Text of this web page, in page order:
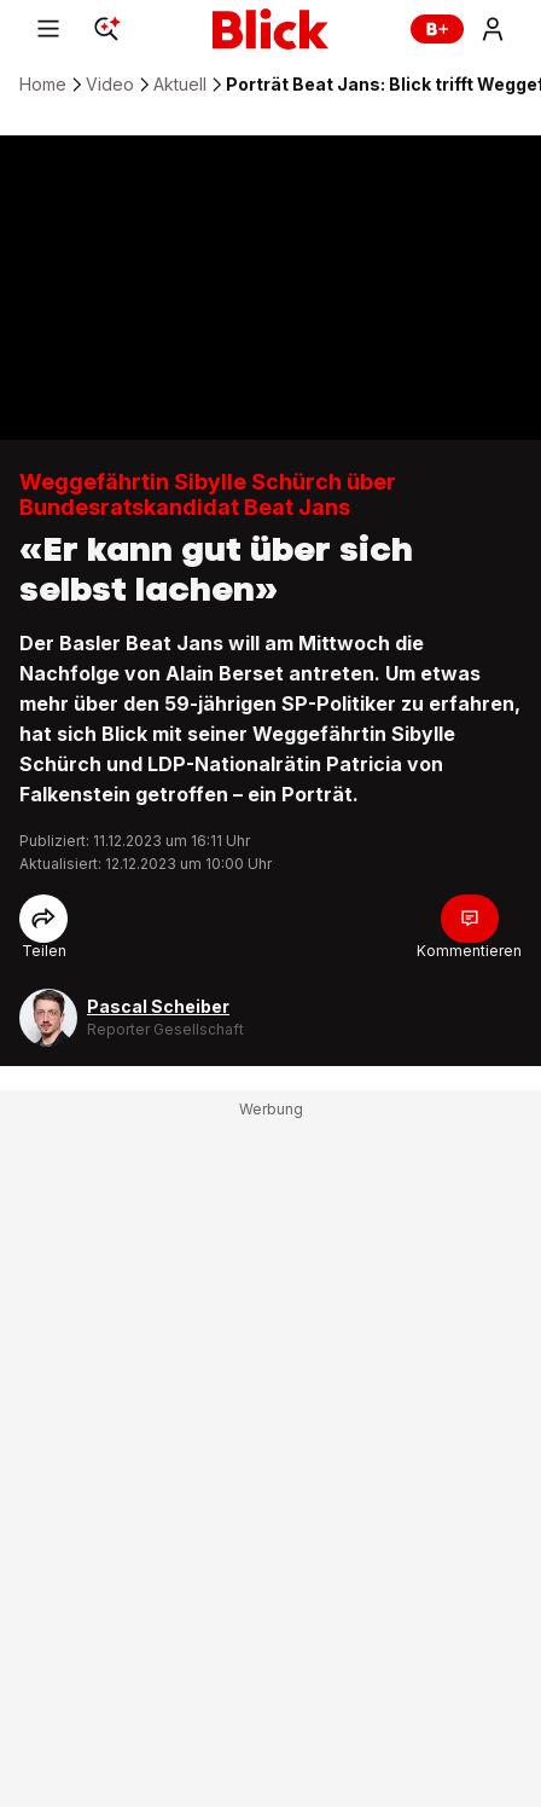
Home Video Aktuell Porträt Beat Jans: Blick trifft
Weggefährtin Sibylle Schürch über
Bundesratskandidat Beat Jans
«Er kann gut über sich
selbst lachen»
Der Basler Beat Jans will am Mittwoch die
Nachfolge von Alain Berset antreten. Um etwas
mehr über den 59-jährigen SP-Politiker zu erfahren,
hat sich Blick mit seiner Weggefährtin Sibylle
Schürch und LDP-Nationalrätin Patricia von
Falkenstein getroffen – ein Porträt.
Publiziert: 11.12.2023 um 16:11 Uhr
Aktualisiert: 12.12.2023 um 10:00 Uhr
Teilen Kommentieren
Pascal Scheiber
Reporter Gesellschaft